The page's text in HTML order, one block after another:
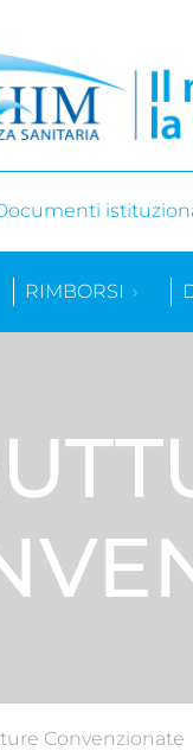
RIMBORSI
Convenzionate